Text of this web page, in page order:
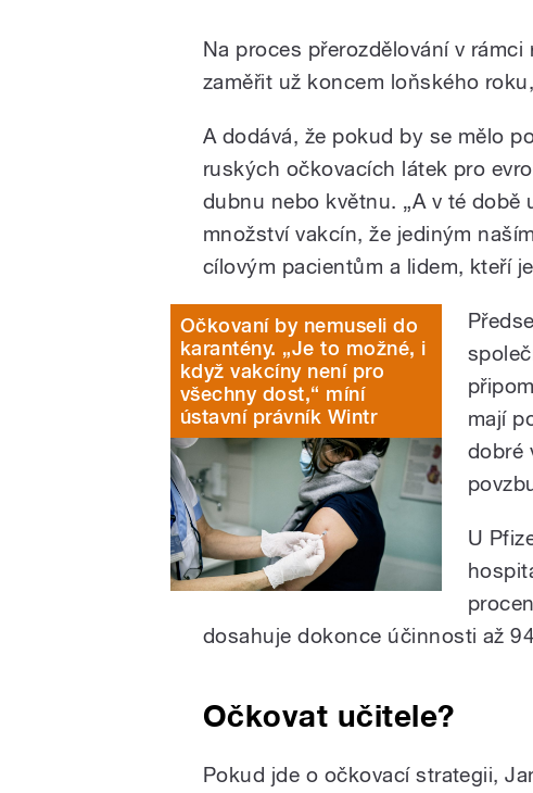
Na proces přerozdělování v
zaměřit už koncem loňského
A dodává, že pokud by se mělo
ruských očkovacích látek pro
dubnu nebo květnu. „A v té době
množství vakcín, že jediným
cílovým pacientům a lidem, kteří
Očkovaní by nemuseli do
karantény. „Je to možné, i
když vakcíny není pro
všechny dost,“ míní
ústavní právník Wintr
mají
dobré
U
dosahuje dokonce účinnosti až
Očkovat učitele?
Pokud jde o očkovací strategii,